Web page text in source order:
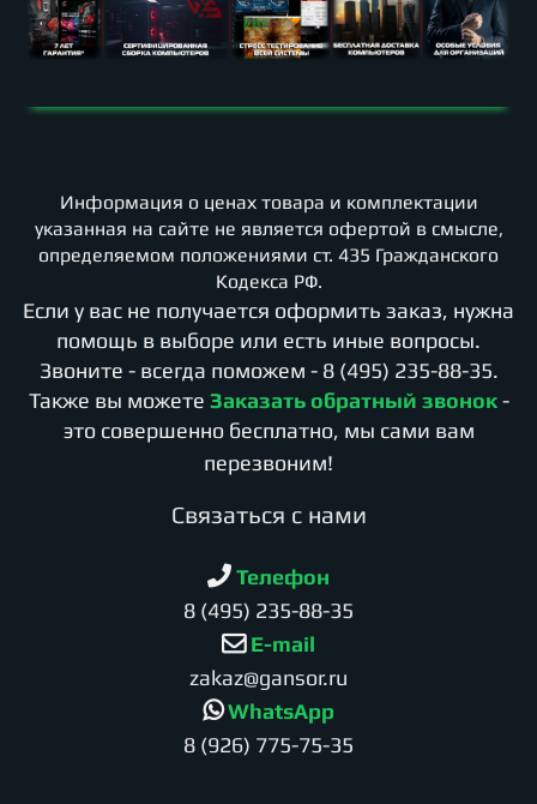
Информация о ценах товара и комплектации
указанная на сайте не является офертой в смысле,
определяемом положениями ст. 435 Гражданского
Кодекса РФ.
Если у вас не получается оформить заказ, нужна
помощь в выборе или есть иные вопросы.
Звоните - всегда поможем - 8 (495) 235-88-35.
Также вы можете Заказать обратный звонок -
это совершенно бесплатно, мы сами вам
перезвоним!
Cвязаться с нами
Телефон
8 (495) 235-88-35
E-mail
zakaz@gansor.ru
WhatsApp
8 (926) 775-75-35